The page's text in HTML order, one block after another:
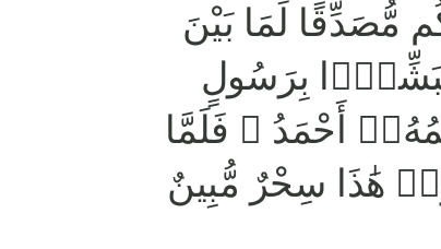
مُّصَدِّقًا لِّمَا بَيْنَ
بِرَسُولٍ
أَحْمَدُ ۖ فَلَمَّا
هَٰذَا سِحْرٌ مُّبِينٌ